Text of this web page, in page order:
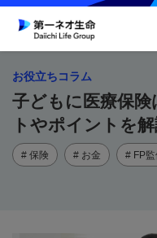
お役立ちコラム
子どもに医療保
トやポイントを
# 保険 # お金 # FP監